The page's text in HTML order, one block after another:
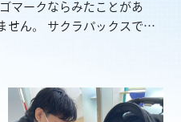
マークならみたことがあ
ックスで
良法人 中小企業部門に認定
” 健康経営 “とは？📦 —